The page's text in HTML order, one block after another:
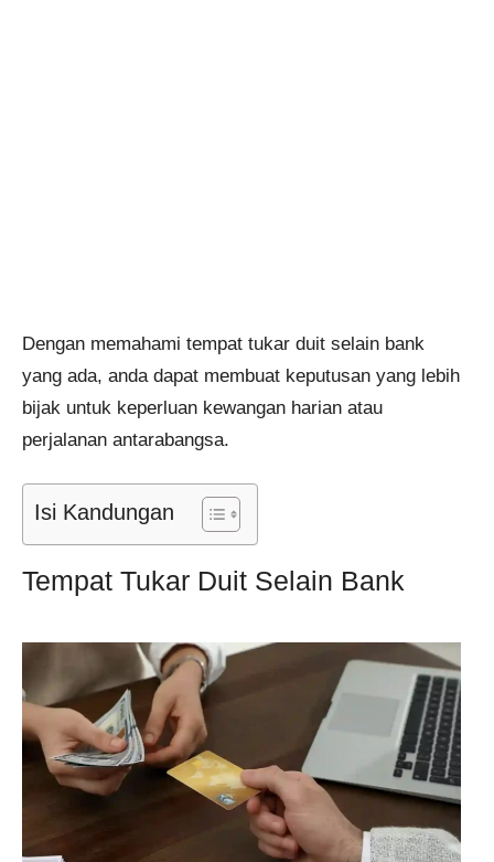
Dengan memahami tempat tukar duit selain bank
yang ada, anda dapat membuat keputusan yang lebih
bijak untuk keperluan kewangan harian atau
perjalanan antarabangsa.
Isi Kandungan
Tempat Tukar Duit Selain Bank